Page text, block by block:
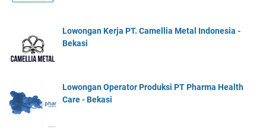
Lowongan Kerja PT. Camellia Metal Indonesia -
Bekasi
Lowongan Operator Produksi PT Pharma Health
Care - Bekasi